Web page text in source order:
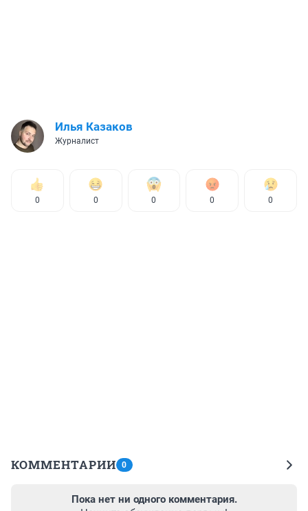
Илья Казаков
Журналист
0 0 0 0 0
КОММЕНТАРИИ 0
Пока нет ни одного комментария.